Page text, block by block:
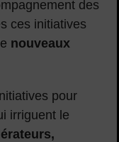
des
ces initiatives
nouveaux
pour
irriguent le